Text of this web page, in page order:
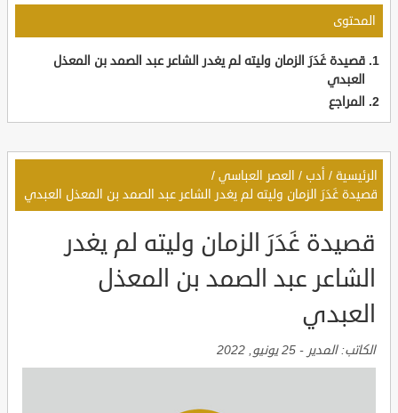
المحتوى
قصيدة غَدَرَ الزمان وليته لم يغدر الشاعر عبد الصمد بن المعذل
العبدي
المراجع
الرئيسية / أدب / العصر العباسي /
قصيدة غَدَرَ الزمان وليته لم يغدر الشاعر عبد الصمد بن المعذل العبدي
قصيدة غَدَرَ الزمان وليته لم يغدر
الشاعر عبد الصمد بن المعذل
العبدي
الكاتب:المدير - 25 يونيو, 2022